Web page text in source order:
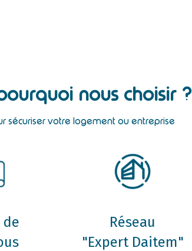
nous choisir ?
sécuriser votre logement ou entreprise
de
Réseau
"Expert Daitem"